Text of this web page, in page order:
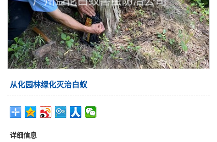
从化园林绿化灭治白蚁
详细信息